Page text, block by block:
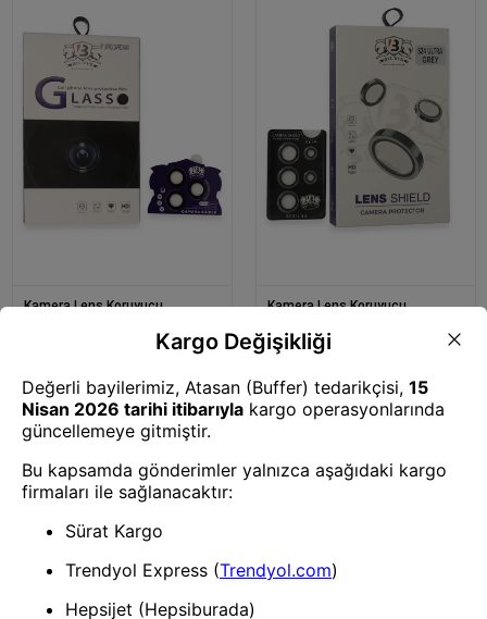
Kamera Lens Koruyucu
Max Bilvis Titan Kamera Lens -
Kamera Lens Koruyucu
S24 Ultra Bilvis Titan Kamera
Lens - Titan Gri